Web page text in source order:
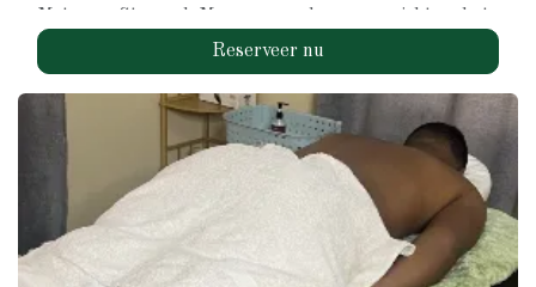
loslaten van die opgebouwde spanning. Door zachte,
doelgerichte massagetechnieken op de buik toe te
passen, stimuleren we de spijsvertering, bevorderen
we een gezonde darmwerking en helpen we je lichaam
om opgeblazen gevoel te verminderen.
Tegelijkertijd stuur je een krachtig signaal naar je
zenuwstelsel: het is veilig om te ontspannen.
De resultaten?
- Minder buikklachten
Reserveer nu